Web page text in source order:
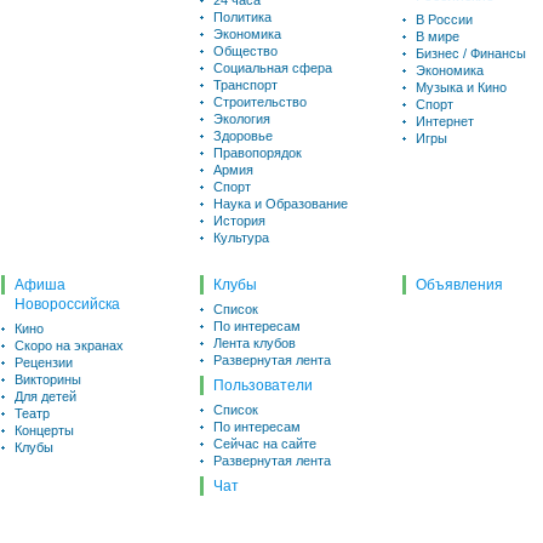
Политика
Экономика
Общество
Социальная сфера
Транспорт
Строительство
Экология
Здоровье
Правопорядок
Армия
Спорт
Наука и Образование
История
Культура
В России
В мире
Бизнес / Финансы
Экономика
Музыка и Кино
Спорт
Интернет
Игры
Афиша
Новороссийска
Кино
Скоро на экранах
Рецензии
Викторины
Для детей
Театр
Концерты
Клубы
Клубы
Список
По интересам
Лента клубов
Развернутая лента
Пользователи
Список
По интересам
Сейчас на сайте
Развернутая лента
Чат
Объявления